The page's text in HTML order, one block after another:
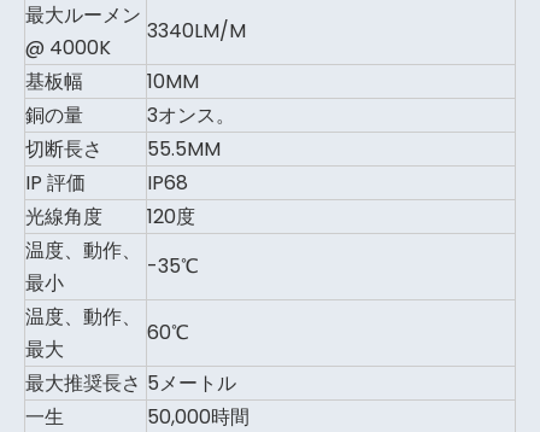
最大ルーメン
@ 4000K
3340LM/M
基板幅
10MM
銅の量
3オンス。
切断長さ
55.5MM
IP 評価
IP68
光線角度
120度
温度、動作、
最小
-35℃
温度、動作、
最大
60℃
最大推奨長さ 5メートル
一生
50,000時間